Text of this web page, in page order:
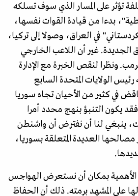
تؤثر على المسار الذي سوف تسلكه
بدءا من قيادة القوات نفسها،
في العراق، وصولا إلى تركيا،
غير أن اللاعب الخارجي
ونظرا لنقص الخبرة مع الإدارة
الولايات المتحدة السابع
في كثير من الأحيان تجاه سوريا
يكون التنبؤ بنهج محدد أمرا
ينبغي لنا أن نفترض أن واشنطن
العديدة المتعلقة بسوريا،
الأهمية بمكان أن نستعرض الهواجس
على المشهد برمته. ذلك أن الحفاظ